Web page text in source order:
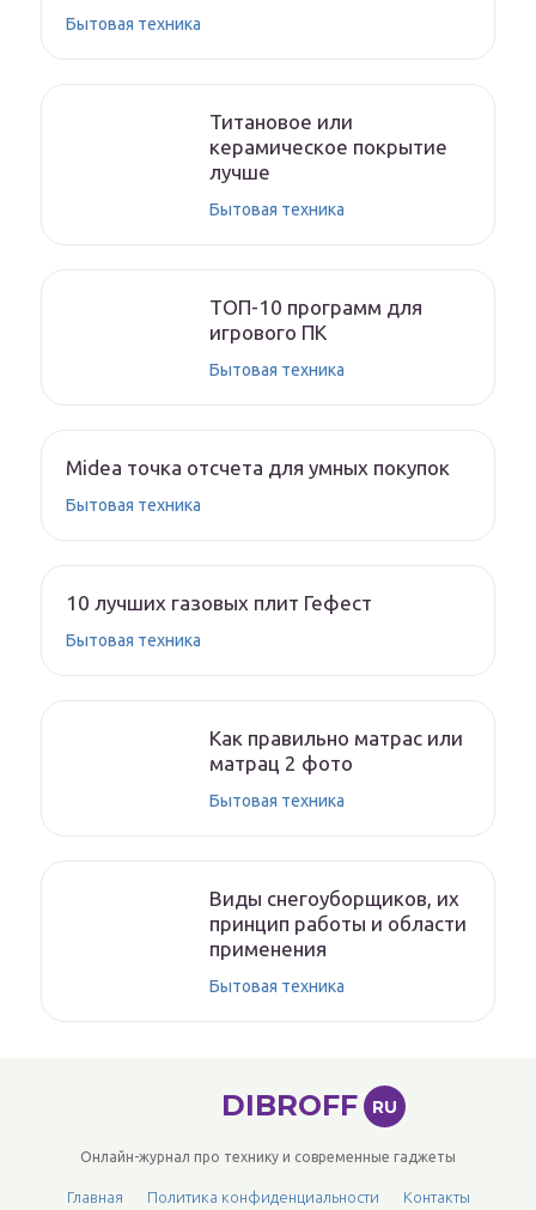
Бытовая техника
Титановое или
керамическое покрытие
лучше
Бытовая техника
ТОП-10 программ для
игрового ПК
Бытовая техника
Midea точка отсчета для умных покупок
Бытовая техника
10 лучших газовых плит Гефест
Бытовая техника
Как правильно матрас или
матрац 2 фото
Бытовая техника
Виды снегоуборщиков, их
принцип работы и области
применения
Бытовая техника
DIBROFF RU
Онлайн-журнал про технику и современные гаджеты
Главная Политика конфиденциальности Контакты